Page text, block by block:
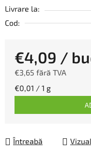
Livrare la:
Cod:
€4,09 /
€3,65 fără TVA
Evaluare preţ:
€0,01 / 1 g
Întreabă